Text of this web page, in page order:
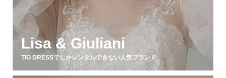
Lisa & Giuliani
TIG DRESSでしかレンタルできない人気ブランド